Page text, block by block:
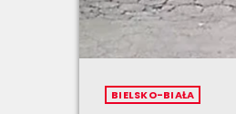
BIELSKO-BIAŁA